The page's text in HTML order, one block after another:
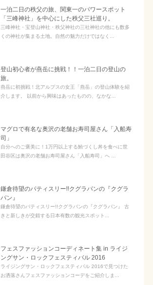
一泊二日の秩父の旅、関東一のパワースポット
「三峰神社」を中心にした秩父三社巡り。
三峰神社・宝登山神社・秩父神社の三社神社の他にも数多
くの神社が集まる土地。自然の魅力だけではなく...
登山初心者が燕岳に挑戦！！一泊二日の登山の
旅。
燕岳に初挑戦！北アルプスの女王「燕岳」の登山体験を紹
介します。 以前から興味はあったものの、なかな...
マグロで有名な奥沢の老舗お寿司屋さん「入船寿
司」
自分へのご褒美に！1万円以上する鮪づくし丼を食べに世
田谷区は奥沢の老舗お寿司屋さん「入船寿司」へ ...
鎌倉待望のパティスリー!!クグラパンの『クグラ
パン』
鎌倉待望のパティスリー!!クグラパンの『クグラパン』 古
きと新しきが交錯する日本有数の観光スポット...
フェスファッションコーディネート集 in ライジ
ングサン・ロックフェスティバル 2016
ライジングサン・ロックフェスティバル 2016で見つけた
お洒落さんフェスファッションコーデをご紹介しま...